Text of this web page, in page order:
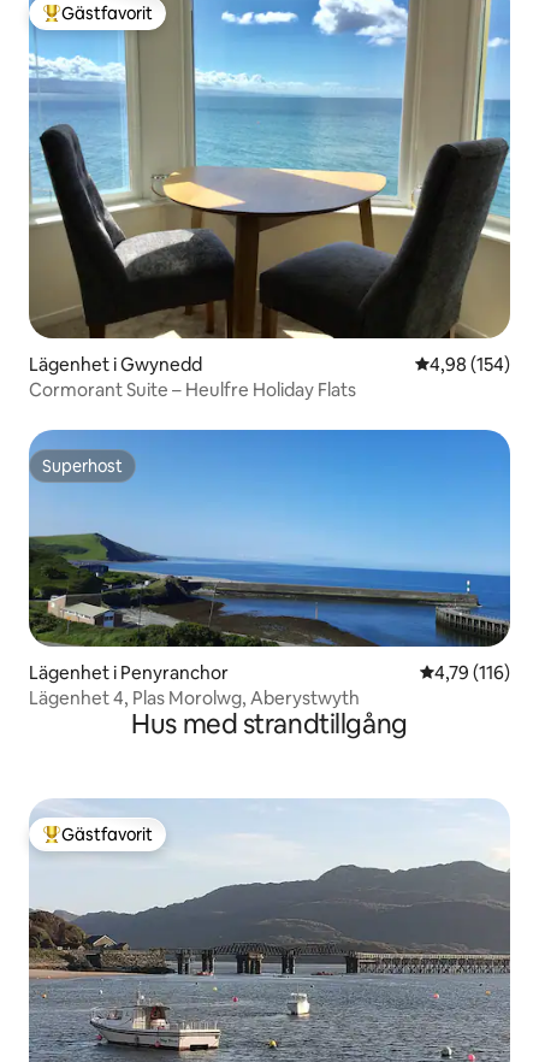
Populär gästfavorit
Gästfavorit
Lägenhet i Gwynedd 4,98 av 5 i
4,98 (154)
Cormorant Suite – Heulfre Holiday Flats
Superhost
Superhost
Lägenhet i Penyranchor 4,79 av 5 i
4,79 (116)
Lägenhet 4, Plas Morolwg, Aberystwyth
Hus med strandtillgång
Populär gästfavorit
Gästfavorit